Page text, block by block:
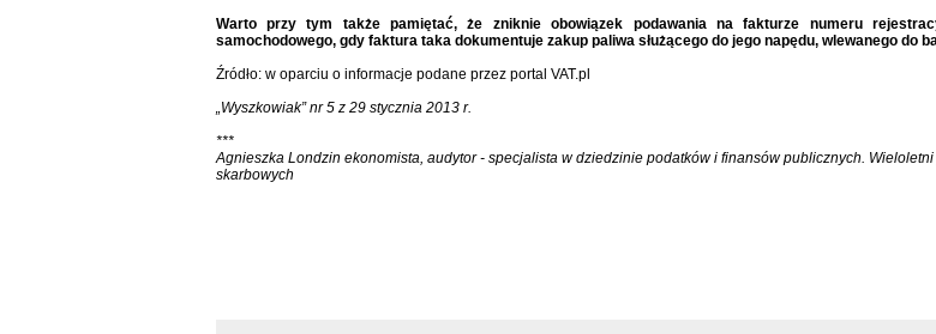
Warto przy tym także pamiętać, że zniknie obowiązek podawania na fakturze numeru
samochodowego, gdy faktura taka dokumentuje zakup paliwa służącego do jego napędu, wlewanego do
Źródło: w oparciu o informacje podane przez portal VAT.pl
„Wyszkowiak” nr 5 z 29 stycznia 2013 r.
***
Agnieszka Londzin ekonomista, audytor - specjalista w dziedzinie podatków i finansów publicznych. Wieloletni
skarbowych